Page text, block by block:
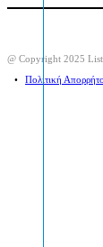
@ Copyright 2025
⠀•⠀ Πολιτική